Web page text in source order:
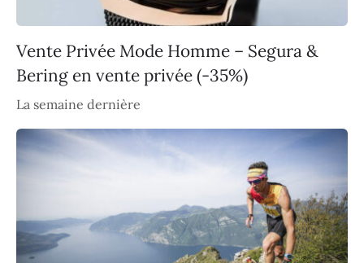
Vente Privée Mode Homme – Segura &
Bering en vente privée (-35%)
La semaine dernière